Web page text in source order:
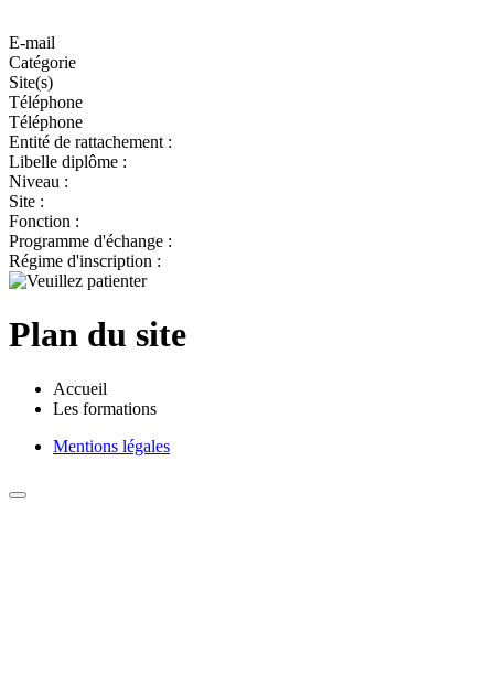
E-mail
Catégorie
Site(s)
Téléphone
Téléphone
Entité de rattachement :
Libelle diplôme :
Niveau :
Site :
Fonction :
Programme d'échange :
Régime d'inscription :
Plan du site
Accueil
Les formations
Mentions légales